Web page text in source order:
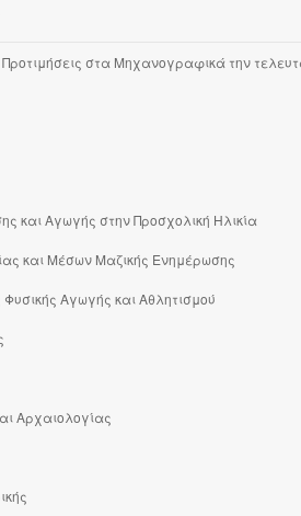
στα Μηχανογραφικά την
και Αγωγής στην Προσχολική Ηλικία
και Μέσων Μαζικής Ενημέρωσης
Φυσικής Αγωγής και Αθλητισμού
Αρχαιολογίας